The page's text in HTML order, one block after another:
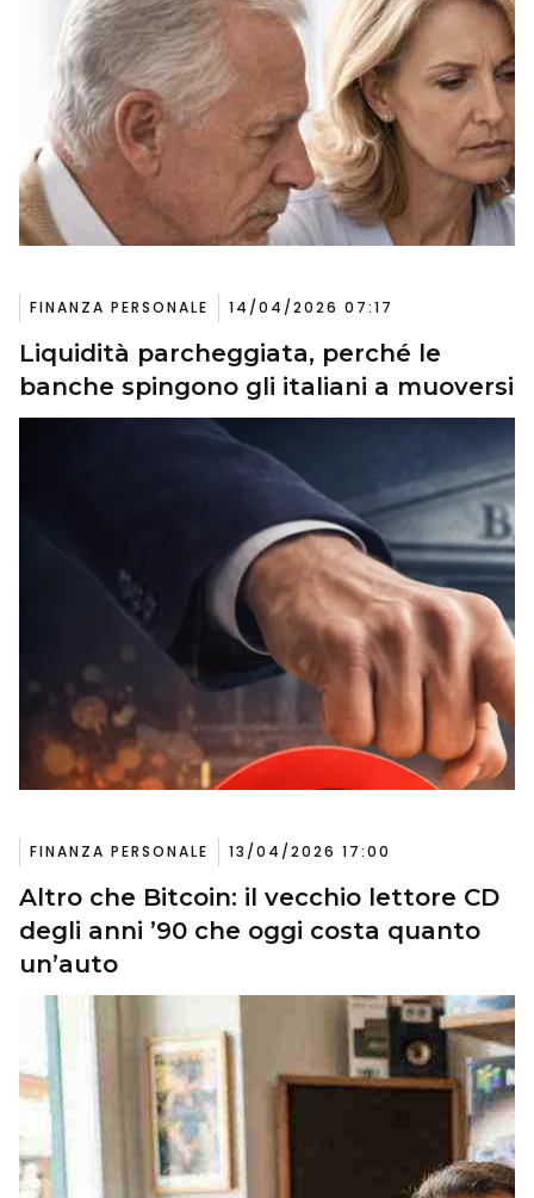
FINANZA PERSONALE 14/04/2026 07:17
Liquidità parcheggiata, perché le
banche spingono gli italiani a muoversi
FINANZA PERSONALE 13/04/2026 17:00
Altro che Bitcoin: il vecchio lettore CD
degli anni ’90 che oggi costa quanto
un’auto